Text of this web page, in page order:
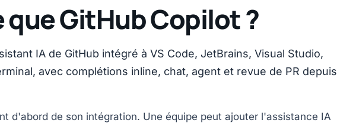
GitHub Copilot ?
IA de GitHub intégré à VS Code, JetBrains, Visual Studio,
avec complétions inline, chat, agent et revue de PR depuis
d'abord de son intégration. Une équipe peut ajouter l'assistance IA